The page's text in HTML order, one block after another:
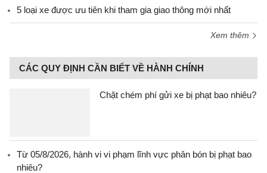
5 loại xe được ưu tiên khi tham gia giao thông mới nhất
Xem thêm
CÁC QUY ĐỊNH CẦN BIẾT VỀ HÀNH CHÍNH
Chặt chém phí gửi xe bị phạt bao nhiêu?
Từ 05/8/2026, hành vi vi phạm lĩnh vực phân bón bị phạt bao
nhiêu?